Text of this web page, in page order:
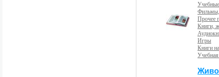
Прочее
Книги,
Игры
Книги